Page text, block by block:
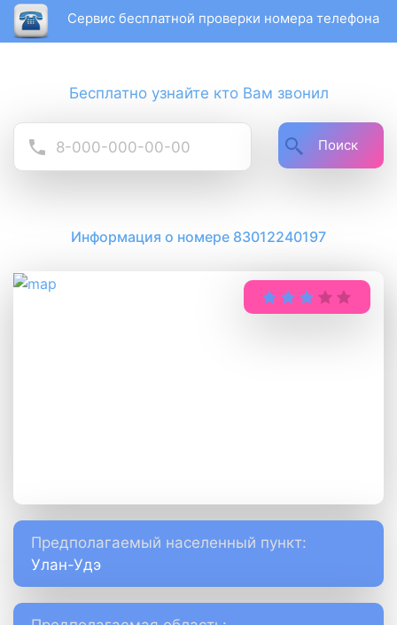
Сервис бесплатной проверки номера телефона
Бесплатно узнайте кто Вам звонил
Поиск
Информация о номере 83012240197
Предполагаемый населенный пункт:
Улан-Удэ